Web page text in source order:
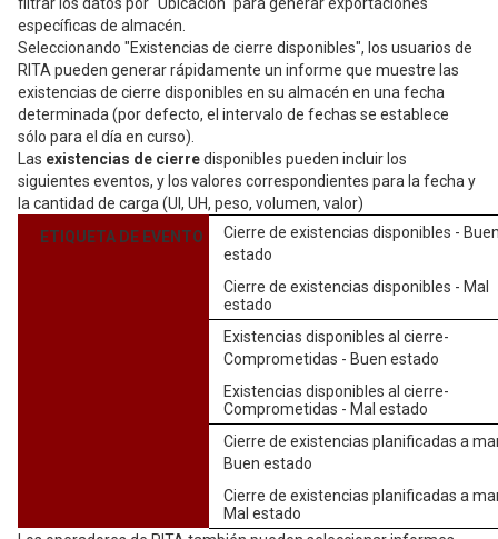
específicas de almacén.
Seleccionando "Existencias de cierre disponibles", los usuarios de
RITA pueden generar rápidamente un informe que muestre las
existencias de cierre disponibles en su almacén en una fecha
determinada (por defecto, el intervalo de fechas se establece
sólo para el día en curso).
Las existencias de cierredisponibles pueden incluir los
siguientes eventos, y los valores correspondientes para la fecha y
la cantidad de carga (UI, UH, peso, volumen, valor)
ETIQUETA DE EVENTO
Cierre de existencias disponibles -
estado
Cierre de existencias disponibles - Mal
estado
Existencias disponibles al cierre-
Comprometidas - Buen estado
Existencias disponibles al cierre-
Comprometidas - Mal estado
Cierre de existencias planificadas a
Buen estado
Cierre de existencias planificadas a
Mal estado